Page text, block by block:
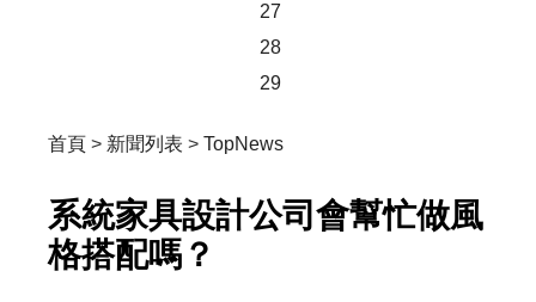
27
28
29
首頁 > 新聞列表 > TopNews
系統家具設計公司會幫忙做風
格搭配嗎？